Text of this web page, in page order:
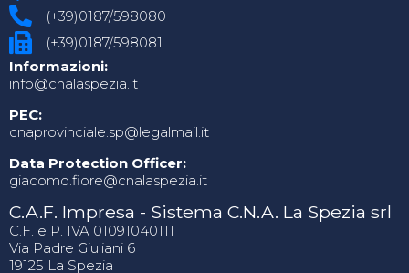
(+39)0187/598080
(+39)0187/598081
Informazioni:
info@cnalaspezia.it
PEC:
cnaprovinciale.sp@legalmail.it
Data Protection Officer:
giacomo.fiore@cnalaspezia.it
C.A.F. Impresa - Sistema C.N.A. La Spezia srl
C.F. e P. IVA 01091040111
Via Padre Giuliani 6
19125 La Spezia